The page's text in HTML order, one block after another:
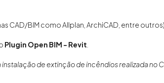
CAD/BIM como Allplan, ArchiCAD, entre
Plugin Open BIM - Revit
de extinção de incêndios realizada no